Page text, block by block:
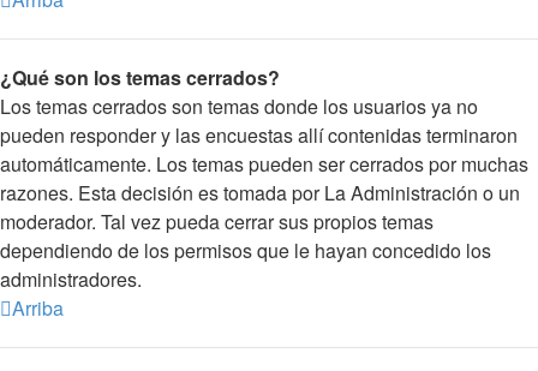
¿Qué son los temas cerrados?
Los temas cerrados son temas donde los usuarios ya no
pueden responder y las encuestas allí contenidas terminaron
automáticamente. Los temas pueden ser cerrados por muchas
razones. Esta decisión es tomada por La Administración o un
moderador. Tal vez pueda cerrar sus propios temas
dependiendo de los permisos que le hayan concedido los
administradores.
Arriba